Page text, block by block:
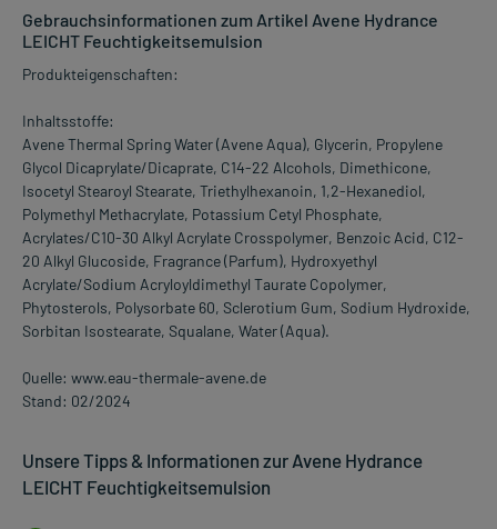
Gebrauchsinformationen zum Artikel Avene Hydrance
LEICHT Feuchtigkeitsemulsion
Produkteigenschaften:
Inhaltsstoffe:
Avene Thermal Spring Water (Avene Aqua), Glycerin, Propylene
Glycol Dicaprylate/Dicaprate, C14-22 Alcohols, Dimethicone,
Isocetyl Stearoyl Stearate, Triethylhexanoin, 1,2-Hexanediol,
Polymethyl Methacrylate, Potassium Cetyl Phosphate,
Acrylates/C10-30 Alkyl Acrylate Crosspolymer, Benzoic Acid, C12-
20 Alkyl Glucoside, Fragrance (Parfum), Hydroxyethyl
Acrylate/Sodium Acryloyldimethyl Taurate Copolymer,
Phytosterols, Polysorbate 60, Sclerotium Gum, Sodium Hydroxide,
Sorbitan Isostearate, Squalane, Water (Aqua).
Quelle: www.eau-thermale-avene.de
Stand: 02/2024
Unsere Tipps & Informationen zur Avene Hydrance
LEICHT Feuchtigkeitsemulsion